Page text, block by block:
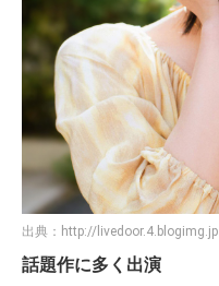
出典： http://livedoor.4.blogimg.jp
話題作に多く出演